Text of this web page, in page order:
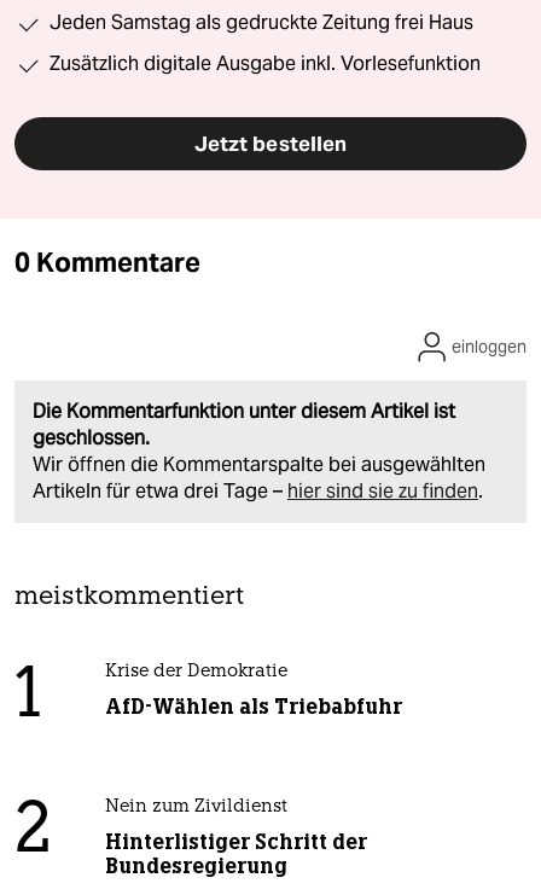
Jeden Samstag als gedruckte Zeitung frei Haus
Zusätzlich digitale Ausgabe inkl. Vorlesefunktion
Jetzt bestellen
0 Kommentare
Die Kommentarfunktion unter diesem Artikel ist
geschlossen.
Wir öffnen die Kommentarspalte bei ausgewählten
Artikeln für etwa drei Tage – hier sind sie zu finden.
einloggen
meistkommentiert
1 Krise der Demokratie
AfD-Wählen als Triebabfuhr
2 Nein zum Zivildienst
Hinterlistiger Schritt der
Bundesregierung